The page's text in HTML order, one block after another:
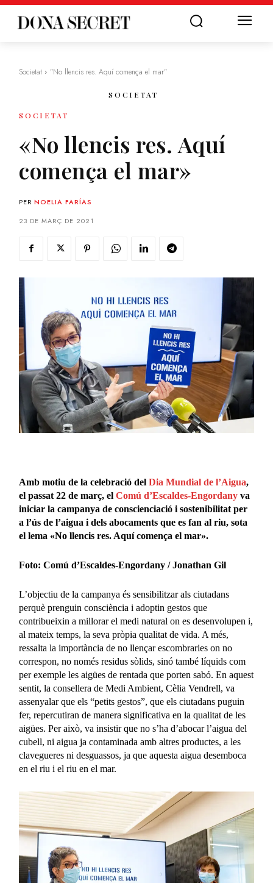
Societat "No llencis res. Aquí comença el mar"
SOCIETAT
SOCIETAT
«No llencis res. Aquí
comença el mar»
PER NOELIA FARÍAS
23 DE MARÇ DE 2021
Amb motiu de la celebració delDia Mundial de l’Aigua,
el passat 22 de març, elComú d’Escaldes-Engordany va
iniciar la campanya de conscienciació i sostenibilitat per
a l’ús de l’aigua i dels abocaments que es fan al riu, sota
el lema «No llencis res. Aquí comença el mar».
Foto: Comú d’Escaldes-Engordany / Jonathan Gil
L’objectiu de la campanya és sensibilitzar als ciutadans
perquè prenguin consciència i adoptin gestos que
contribueixin a millorar el medi natural on es desenvolupen i,
al mateix temps, la seva pròpia qualitat de vida. A més,
ressalta la importància de no llençar escombraries on no
correspon, no només residus sòlids, sinó també líquids com
per exemple les aigües de rentada que porten sabó. En aquest
sentit, la consellera de Medi Ambient, Cèlia Vendrell, va
assenyalar que els “petits gestos”, que els ciutadans puguin
fer, repercutiran de manera significativa en la qualitat de les
aigües. Per això, va insistir que no s’ha d’abocar l’aigua del
cubell, ni aigua ja contaminada amb altres productes, a les
clavegueres ni desguassos, ja que aquesta aigua desemboca
en el riu i el riu en el mar.